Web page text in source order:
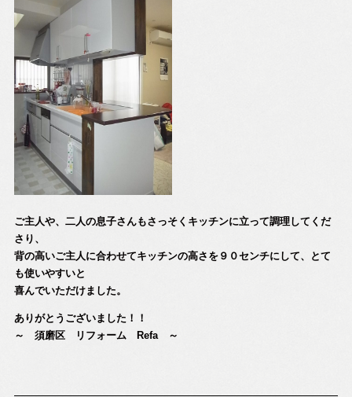
ご主人や、二人の息子さんもさっそくキッチンに立って調理してくだ
さり、
背の高いご主人に合わせてキッチンの高さを９０センチにして、とて
も使いやすいと
喜んでいただけました。
ありがとうございました！！
～ 須磨区 リフォーム Refa ～